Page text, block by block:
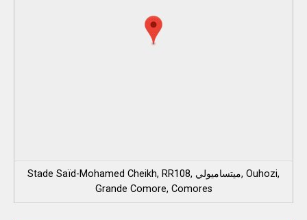
Stade Saïd-Mohamed Cheikh, RR108, ميتساميولي, Ouhozi,
Grande Comore, Comores